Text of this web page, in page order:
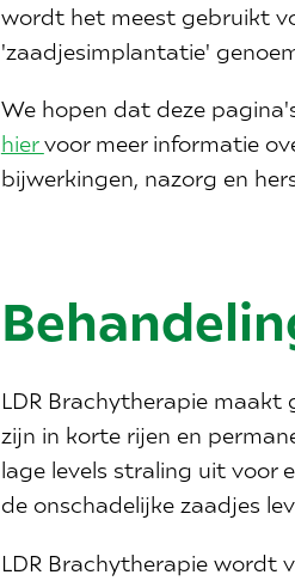
wordt het meest gebruikt
'zaadjesimplantatie'
We hopen dat deze
hiervoor meer informatie
bijwerkingen, nazorg en
LDR Brachytherapie
zijn in korte rijen en
lage levels straling uit voor
de onschadelijke zaadjes
LDR Brachytherapie wordt